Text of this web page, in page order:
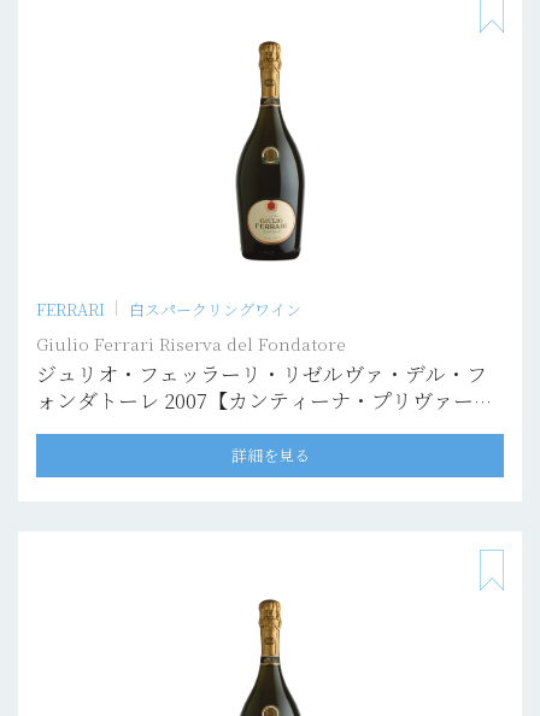
FERRARI 白スパークリングワイン
Giulio Ferrari Riserva del Fondatore
ジュリオ・フェッラーリ・リゼルヴァ・デル・フ
ォンダトーレ 2007【カンティーナ・プリヴァー
タ】
詳細を見る